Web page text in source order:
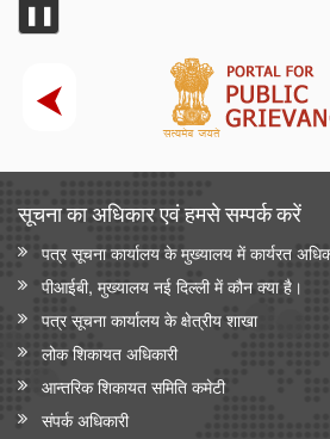
❚❚
सूचना का अधिकार एवं हमसे सम्‍पर्क करें
पत्र सूचना कार्यालय के मुख्यालय में कार्यरत
पीआईबी, मुख्यालय नई दिल्ली में कौन क्या है।
पत्र सूचना कार्यालय के क्षेत्रीय शाखा
लोक शिकायत अधिकारी
आन्‍तरिक शिकायत समिति कमेटी
संपर्क अधिकारी